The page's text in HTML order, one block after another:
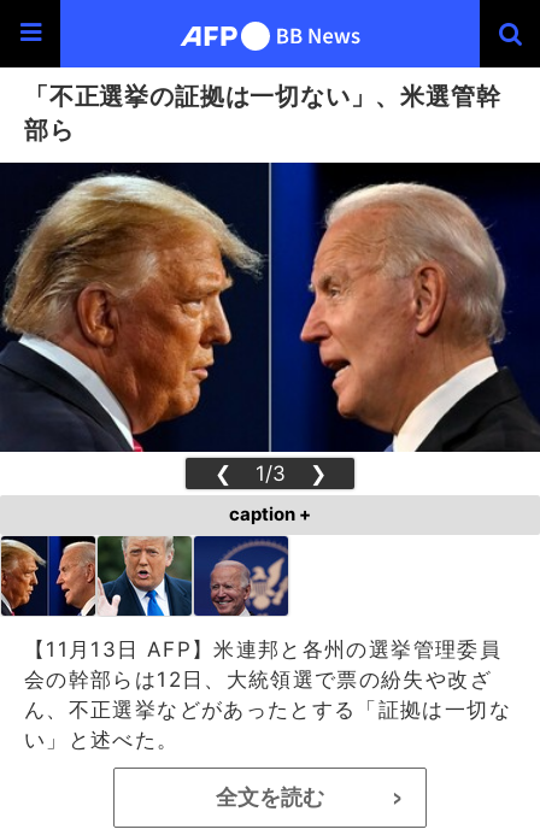
「不正選挙の証拠は一切ない」、米選管幹
部ら
❮ 1/3 ❯
caption +
【11月13日 AFP】米連邦と各州の選挙管理委員
会の幹部らは12日、大統領選で票の紛失や改ざ
ん、不正選挙などがあったとする「証拠は一切な
い」と述べた。
全文を読む >